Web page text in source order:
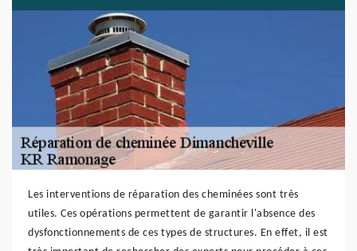
Les interventions de réparation des cheminées sont très
utiles. Ces opérations permettent de garantir l'absence des
dysfonctionnements de ces types de structures. En effet, il est